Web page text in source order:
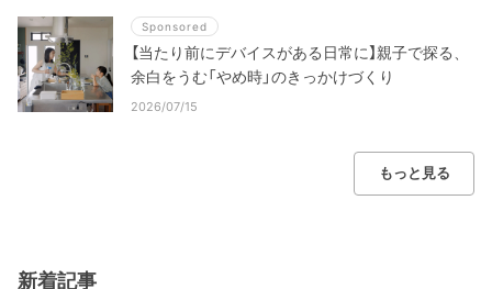
Sponsored
【当たり前にデバイスがある日常に】親子で探る、
余白をうむ「やめ時」のきっかけづくり
2026/07/15
もっと見る
新着記事